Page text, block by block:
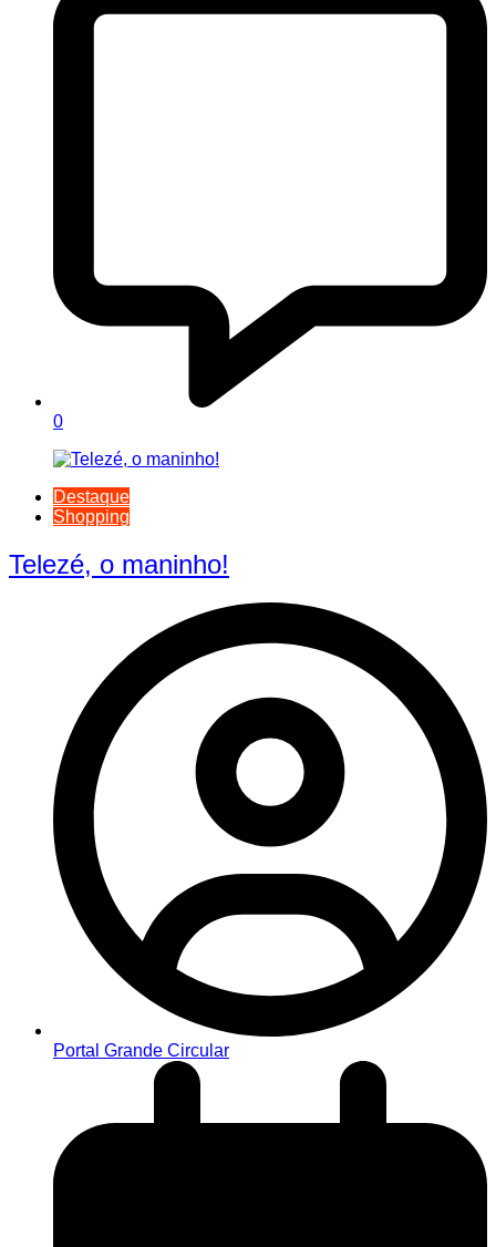
0
Destaque
Shopping
Telezé, o maninho!
Portal Grande Circular